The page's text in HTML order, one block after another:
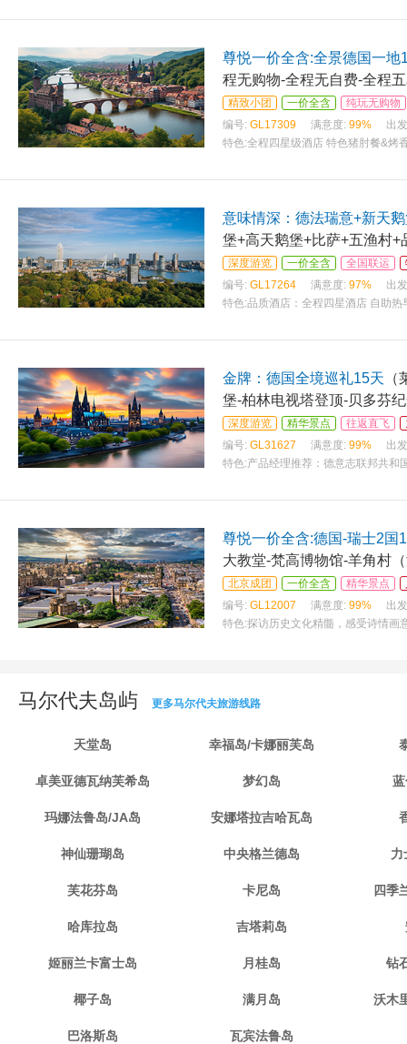
尊悦一价全含:全景德国一地
程无购物-全程无自费-全程
精致小团 一价全含
纯玩无购物
编号: GL17309 满意度: 99%
出
特色:全程四星级酒店 特色猪肘餐&烤
意味情深：德法瑞意+新天
堡+高天鹅堡+比萨+五渔村+
深度游览 一价全含 全国联运
编号: GL17264 满意度: 97%
出
特色:品质酒店：全程四星酒店 自助
金牌：德国全境巡礼15天
堡-柏林电视塔登顶-贝多芬
深度游览 精华景点 往返直飞
编号: GL31627 满意度: 99%
出
特色:产品经理推荐：德意志联邦共和
尊悦一价全含:德国-瑞士2国
大教堂-梵高博物馆-羊角村
北京成团 一价全含 精华景点
编号: GL12007 满意度: 99%
出
特色:探访历史文化精髓，感受诗情画
马尔代夫岛屿 更多马尔代夫旅游线路
天堂岛 幸福岛/卡娜丽芙岛
卓美亚德瓦纳芙希岛 梦幻岛
玛娜法鲁岛/JA岛 安娜塔拉吉哈瓦岛
神仙珊瑚岛 中央格兰德岛 力
芙花芬岛 卡尼岛 四季
哈库拉岛 吉塔莉岛
姬丽兰卡富士岛 月桂岛 钻
椰子岛 满月岛 沃木
巴洛斯岛 瓦宾法鲁岛